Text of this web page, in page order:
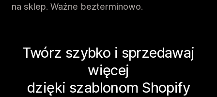
na sklep. Ważne bezterminowo.
Twórz szybko i sprzedawaj
więcej
dzięki szablonom Shopify